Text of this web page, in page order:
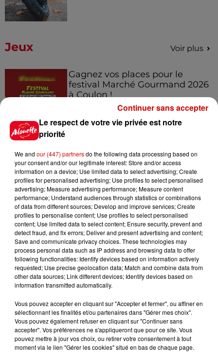
Jeux Voir plus
Gagnez vos places pour le
festival Marché Gourmand 2026
à Coulon !
régions !
Destination Vacances - Gagnez
votre séjour en famille au cœur
de la...
Destination Vacances : inscrivez-
vous !
Podcasts Voir plus
Le respect de votre vie privée est notre
priorité
We and our (447) partnersdo the following data processing based on
your consent and/or our legitimate interest: Store and/or access
information on a device; Use limited data to select advertising; Create
profiles for personalised advertising; Use profiles to select personalised
advertising; Measure advertising performance; Measure content
performance; Understand audiences through statistics or combinations
of data from different sources; Develop and improve services; Create
profiles to personalise content; Use profiles to select personalised
content; Use limited data to select content; Ensure security, prevent and
detect fraud, and fix errors; Deliver and present advertising and content;
Save and communicate privacy choices. These technologies may
process personal data such as IP address and browsing data to offer
following functionalities: Identify devices based on information actively
requested; Use precise geolocation data; Match and combine data from
other data sources; Link different devices; Identify devices based on
information transmitted automatically.
Vous pouvez accepter en cliquant sur "Accepter et fermer", ou affiner en
sélectionnant les finalités et/ou partenaires dans "Gérer mes choix".
Vous pouvez également refuser en cliquant sur "Continuer sans
accepter". Vos préférences ne s'appliqueront que pour ce site. Vous
pouvez mettre à jour vos choix, ou retirer votre consentement à tout
moment via le lien "Gérer les cookies" situé en bas de chaque page.
Continuer sans accepter